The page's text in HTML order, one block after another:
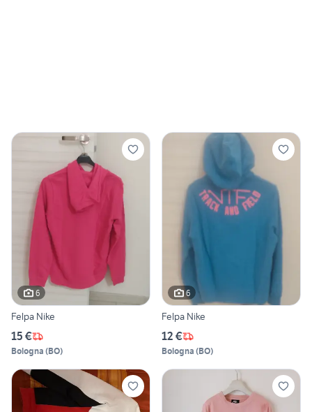
6
Felpa Nike
15 €
Bologna (BO)
6
Felpa Nike
12 €
Bologna (BO)